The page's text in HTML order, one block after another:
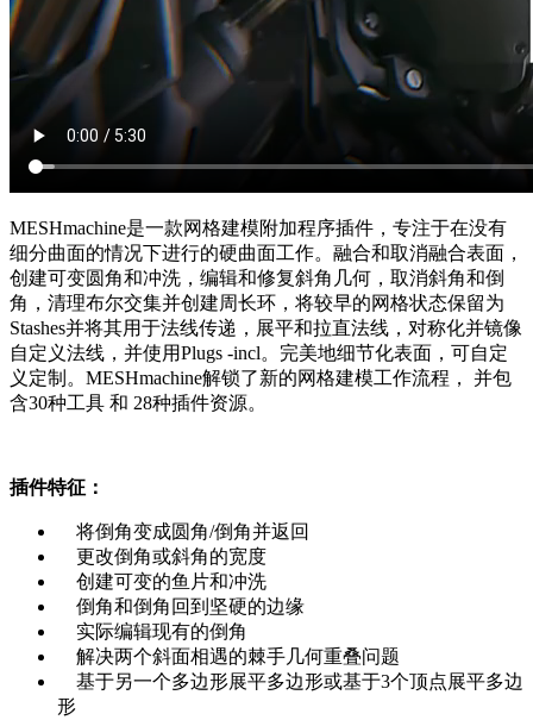
MESHmachine是一款网格建模附加程序插件，专注于在没有
细分曲面的情况下进行的硬曲面工作。融合和取消融合表面，
创建可变圆角和冲洗，编辑和修复斜角几何，取消斜角和倒
角，清理布尔交集并创建周长环，将较早的网格状态保留为
Stashes并将其用于法线传递，展平和拉直法线，对称化并镜像
自定义法线，并使用Plugs -incl。完美地细节化表面，可自定
义定制。MESHmachine解锁了新的网格建模工作流程， 并包
含30种工具 和 28种插件资源。
插件特征：
将倒角变成圆角/倒角并返回
更改倒角或斜角的宽度
创建可变的鱼片和冲洗
倒角和倒角回到坚硬的边缘
实际编辑现有的倒角
解决两个斜面相遇的棘手几何重叠问题
基于另一个多边形展平多边形或基于3个顶点展平多边
形